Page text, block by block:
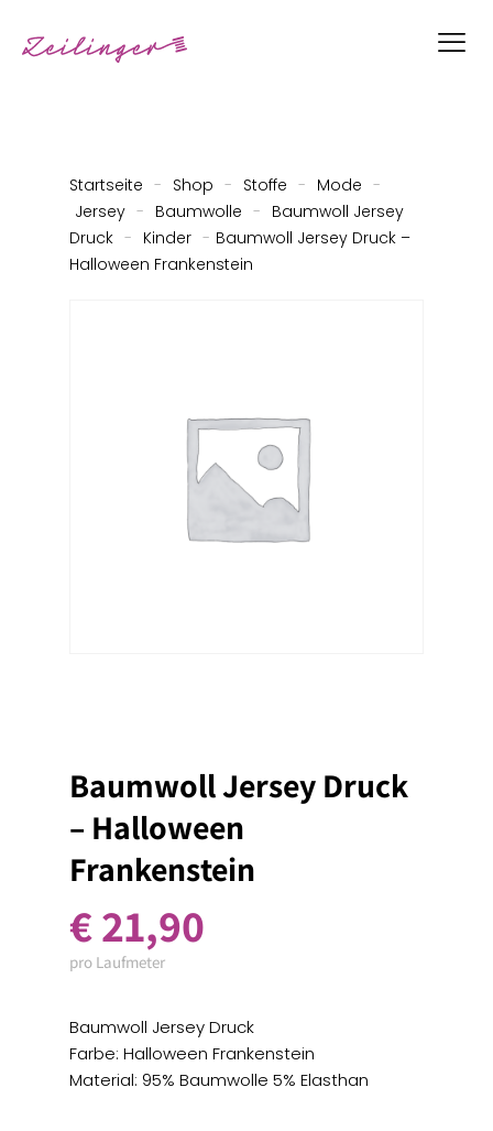
Startseite - Shop - Stoffe - Mode -
Jersey - Baumwolle - Baumwoll Jersey
Druck - Kinder - Baumwoll Jersey Druck –
Halloween Frankenstein
Baumwoll Jersey Druck
– Halloween
Frankenstein
€21,90
pro Laufmeter
Baumwoll Jersey Druck
Farbe: Halloween Frankenstein
Material: 95% Baumwolle 5% Elasthan